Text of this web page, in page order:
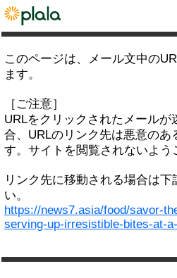
このページは、メール文中の
ます。
［ご注意］
URLをクリックされたメール
合、URLのリンク先は悪意の
す。サイトを閲覧されないよう
リンク先に移動される場合は
い。
https://news7.asia/food/savor-
serving-up-irresistible-bites-at-